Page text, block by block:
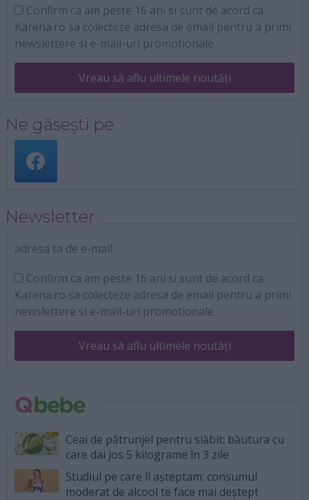
Confirm ca am peste 16 ani si sunt de acord ca
Karena.ro sa colecteze adresa de email pentru a primi
newslettere si e-mail-uri promotionale.
Vreau să aflu ultimele noutăți
Ne găsești pe
Newsletter
adresa ta de e-mail
Confirm ca am peste 16 ani si sunt de acord ca
Karena.ro sa colecteze adresa de email pentru a primi
newslettere si e-mail-uri promotionale.
Vreau să aflu ultimele noutăți
Ceai de pătrunjel pentru slăbit: băutura cu
care dai jos 5 kilograme în 3 zile
Studiul pe care îl așteptam: consumul
moderat de alcool te face mai deștept